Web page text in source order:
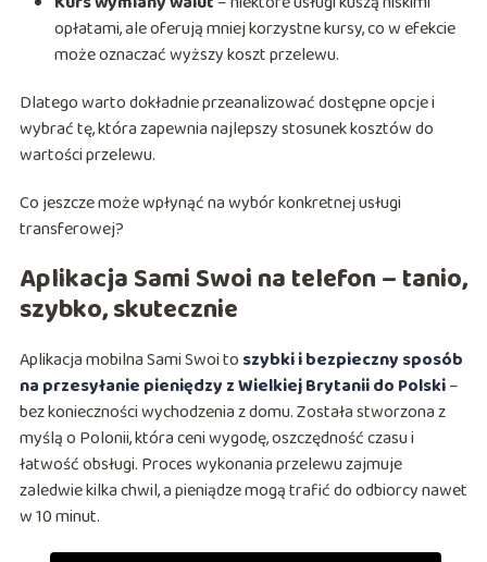
opłatami, ale oferują mniej korzystne kursy, co w efekcie
może oznaczać wyższy koszt przelewu.
Dlatego warto dokładnie przeanalizować dostępne opcje i
wybrać tę, która zapewnia najlepszy stosunek kosztów do
wartości przelewu.
Co jeszcze może wpłynąć na wybór konkretnej usługi
transferowej?
Aplikacja Sami Swoi na telefon – tanio,
szybko, skutecznie
Aplikacja mobilna Sami Swoi to szybki i bezpieczny sposób
na przesyłanie pieniędzy z Wielkiej Brytanii do Polski–
bez konieczności wychodzenia z domu. Została stworzona z
myślą o Polonii, która ceni wygodę, oszczędność czasu i
łatwość obsługi. Proces wykonania przelewu zajmuje
zaledwie kilka chwil, a pieniądze mogą trafić do odbiorcy nawet
w 10 minut.